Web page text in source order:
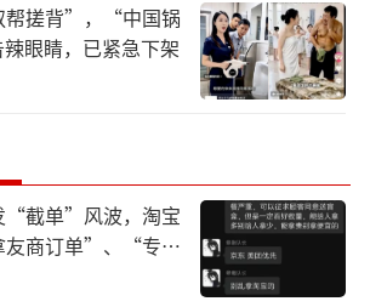
上述被誉为“元老”或“领头
离职前，也才堪堪P9、P10，
业界大牛杨红霞。
，通义实验室招聘官网，悄悄
型”的相关岗位。在人才青黄
押注世界模型方向，是阿里通
是技术迭代使然？
帮搓背”，“中国锅
眼睛，已紧急下架
“截单”风波，淘宝
友商订单”、“专挑